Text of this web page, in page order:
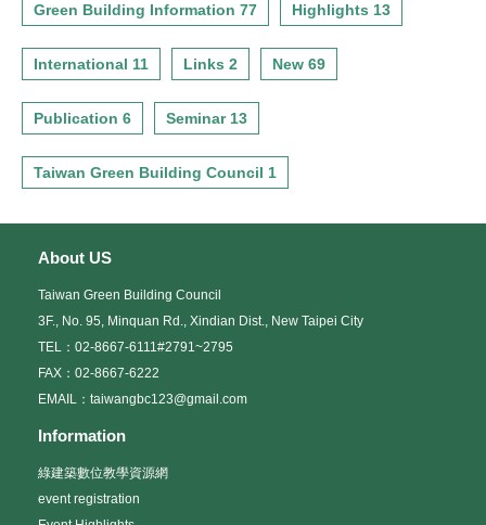
Green Building Information 77 Highlights 13
International 11 Links 2 New 69
Publication 6 Seminar 13
Taiwan Green Building Council 1
About US
Taiwan Green Building Council
3F., No. 95, Minquan Rd., Xindian Dist., New Taipei City
TEL：02-8667-6111#2791~2795
FAX：02-8667-6222
EMAIL：taiwangbc123@gmail.com
Information
綠建築數位教學資源網
event registration